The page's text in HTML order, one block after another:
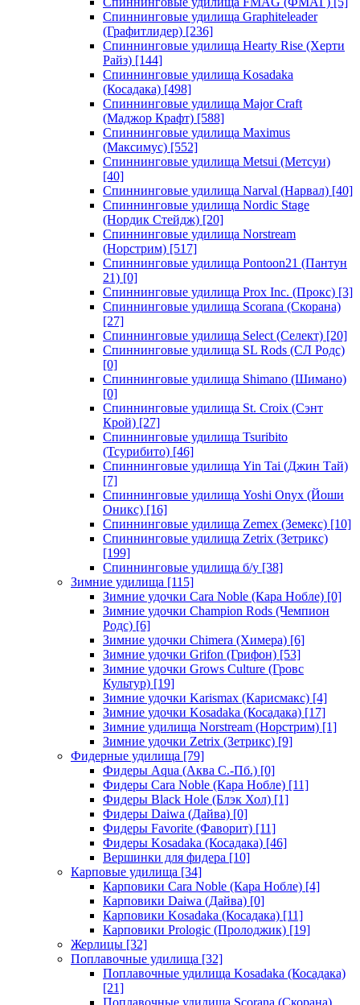
Спиннинговые удилища Graphiteleader
(Графитлидер) [236]
Спиннинговые удилища Hearty Rise (Херти
Райз) [144]
Спиннинговые удилища Kosadaka
(Косадака) [498]
Спиннинговые удилища Major Craft
(Маджор Крафт) [588]
Спиннинговые удилища Maximus
(Максимус) [552]
Спиннинговые удилища Metsui (Метсуи)
[40]
Спиннинговые удилища Narval (Нарвал) [40]
Спиннинговые удилища Nordic Stage
(Нордик Стейдж) [20]
Спиннинговые удилища Norstream
(Норстрим) [517]
Спиннинговые удилища Pontoon21 (Пантун
21) [0]
Спиннинговые удилища Prox Inc. (Прокс) [3]
Спиннинговые удилища Scorana (Скорана)
[27]
Спиннинговые удилища Select (Селект) [20]
Спиннинговые удилища SL Rods (СЛ Родс)
[0]
Спиннинговые удилища Shimano (Шимано)
[0]
Спиннинговые удилища St. Croix (Сэнт
Крой) [27]
Спиннинговые удилища Tsuribito
(Тсурибито) [46]
Спиннинговые удилища Yin Tai (Джин Тай)
[7]
Спиннинговые удилища Yoshi Onyx (Йоши
Оникс) [16]
Спиннинговые удилища Zemex (Земекс) [10]
Спиннинговые удилища Zetrix (Зетрикс)
[199]
Спиннинговые удилища б/у [38]
Зимние удилища [115]
Зимние удочки Cara Noble (Кара Нобле) [0]
Зимние удочки Champion Rods (Чемпион
Родс) [6]
Зимние удочки Chimera (Химера) [6]
Зимние удочки Grifon (Грифон) [53]
Зимние удочки Grows Culture (Гровс
Культур) [19]
Зимние удочки Karismax (Карисмакс) [4]
Зимние удочки Kosadaka (Косадака) [17]
Зимние удилища Norstream (Норстрим) [1]
Зимние удочки Zetrix (Зетрикс) [9]
Фидерные удилища [79]
Фидеры Aqua (Аква С.-Пб.) [0]
Фидеры Cara Noble (Кара Нобле) [11]
Фидеры Black Hole (Блэк Хол) [1]
Фидеры Daiwa (Дайва) [0]
Фидеры Favorite (Фаворит) [11]
Фидеры Kosadaka (Косадака) [46]
Вершинки для фидера [10]
Карповые удилища [34]
Карповики Cara Noble (Кара Нобле) [4]
Карповики Daiwa (Дайва) [0]
Карповики Kosadaka (Косадака) [11]
Карповики Prologic (Пролоджик) [19]
Жерлицы [32]
Поплавочные удилища [32]
Поплавочные удилища Kosadaka (Косадака)
[21]